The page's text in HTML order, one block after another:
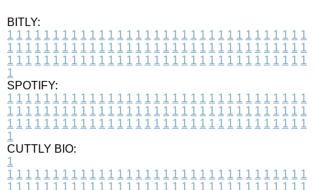
BITLY:
1 1 1 1 1 1 1 1 1 1 1 1 1 1 1 1 1 1 1 1 1 1 1 1 1 1 1 1 1 1 1 1 1
1 1 1 1 1 1 1 1 1 1 1 1 1 1 1 1 1 1 1 1 1 1 1 1 1 1 1 1 1 1 1 1 1
1 1 1 1 1 1 1 1 1 1 1 1 1 1 1 1 1 1 1 1 1 1 1 1 1 1 1 1 1 1 1 1 1
1
SPOTIFY:
1 1 1 1 1 1 1 1 1 1 1 1 1 1 1 1 1 1 1 1 1 1 1 1 1 1 1 1 1 1 1 1 1
1 1 1 1 1 1 1 1 1 1 1 1 1 1 1 1 1 1 1 1 1 1 1 1 1 1 1 1 1 1 1 1 1
1 1 1 1 1 1 1 1 1 1 1 1 1 1 1 1 1 1 1 1 1 1 1 1 1 1 1 1 1 1 1 1 1
1
CUTTLY BIO:
1
1 1 1 1 1 1 1 1 1 1 1 1 1 1 1 1 1 1 1 1 1 1 1 1 1 1 1 1 1 1 1 1 1
1 1 1 1 1 1 1 1 1 1 1 1 1 1 1 1 1 1 1 1 1 1 1 1 1 1 1 1 1 1 1 1 1